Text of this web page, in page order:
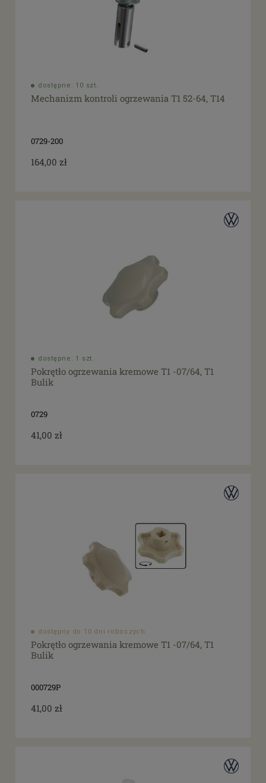
dostępne: 10 szt.
Mechanizm kontroli ogrzewania T1 52-64, T14
0729-200
164,00 zł
dostępne: 1 szt.
Pokrętło ogrzewania kremowe T1 -07/64, T1
Bulik
0729
41,00 zł
dostępny do 10 dni roboczych
Pokrętło ogrzewania kremowe T1 -07/64, T1
Bulik
000729P
41,00 zł